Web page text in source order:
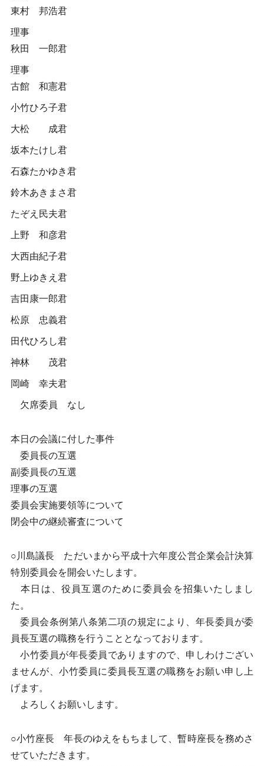
東村 邦浩君
理事
秋田 一郎君
理事
古館 和憲君
小竹ひろ子君
大松 成君
坂本たけし君
石森たかゆき君
鈴木あきまさ君
たぞえ民夫君
上野 和彦君
大西由紀子君
野上ゆきえ君
吉田康一郎君
松原 忠義君
田代ひろし君
神林 茂君
岡崎 幸夫君
欠席委員 なし
本日の会議に付した事件
委員長の互選
副委員長の互選
理事の互選
委員会実施要領等について
閉会中の継続審査について
○川島議長 ただいまから平成十六年度公営企業会計決算
特別委員会を開会いたします。
本日は、役員互選のために委員会を招集いたしまし
た。
委員会条例第八条第二項の規定により、年長委員が委
員長互選の職務を行うこととなっております。
小竹委員が年長委員でありますので、申しわけござい
ませんが、小竹委員に委員長互選の職務をお願い申し上
げます。
よろしくお願いします。
○小竹座長 年長のゆえをもちまして、暫時座長を務めさ
せていただきます。